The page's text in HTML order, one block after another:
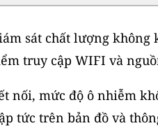
sát chất lượng không
truy cập WIFI và
nối, mức độ ô nhiễm
tức trên bản đồ và